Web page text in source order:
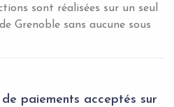
sont réalisées sur un seul
Grenoble sans aucune sous
paiements acceptés sur